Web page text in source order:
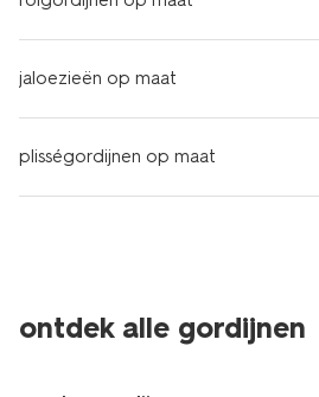
jaloezieën op maat
plisségordijnen op maat
ontdek alle gordijnen